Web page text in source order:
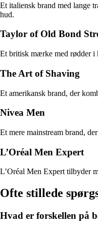
Et italiensk brand med lange
hud.
Taylor of Old Bond
Et britisk mærke med rødder i
The Art of Shaving
Et amerikansk brand, der
Nivea Men
Et mere mainstream brand,
L’Oréal Men Expert
L’Oréal Men Expert tilbyder
Ofte stillede
Hvad er forskellen på